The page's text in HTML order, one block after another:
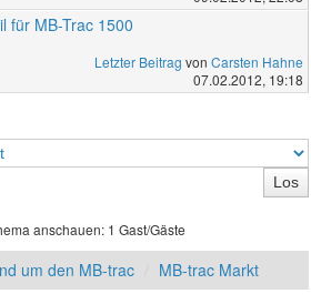
für MB-Trac 1500
Letzter Beitrag von Carsten Hahne
07.02.2012, 19:18
anschauen: 1 Gast/Gäste
um den MB-trac MB-trac Markt